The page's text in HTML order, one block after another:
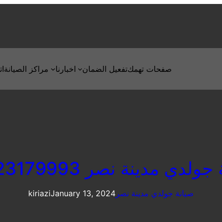
مراكز الصيانة اخبارنا تفعيل الضمانصفحات تهمك
مدينة نصر 01223179993
kiriaziJanuary 13, 2024 صيانة جولدي مدينة نصر